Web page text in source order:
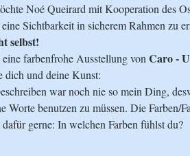
Noé Queirard mit Kooperation des
Sichtbarkeit in sicherem Rahmen zu
selbst!
farbenfrohe Ausstellung von Caro -
dich und deine Kunst:
war noch nie so mein Ding,
Worte benutzen zu müssen. Die
gerne: In welchen Farben fühlst du?